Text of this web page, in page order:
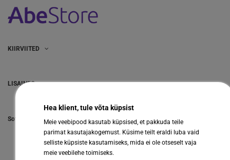
KIIRVIITED
LISAINFO
Hea klient, tule võta küpsist
Meie veebipood kasutab küpsised, et pakkuda teile
parimat kasutajakogemust. Küsime teilt eraldi luba vaid
selliste küpsiste kasutamiseks, mida ei ole otseselt vaja
meie veebilehe toimiseks.
Sotsiaalmeedia